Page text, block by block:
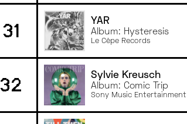
31 YAR
Album: Hysteresis
Le Cèpe Records
32 Sylvie Kreusch
Album: Comic Trip
Sony Music Entertainment